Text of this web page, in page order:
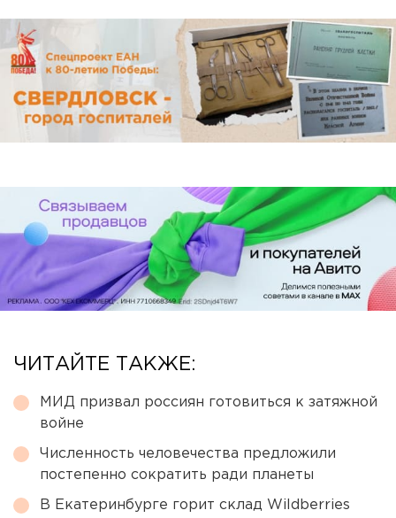
ЧИТАЙТЕ ТАКЖЕ:
МИД призвал россиян готовиться к затяжной
войне
Численность человечества предложили
постепенно сократить ради планеты
В Екатеринбурге горит склад Wildberries